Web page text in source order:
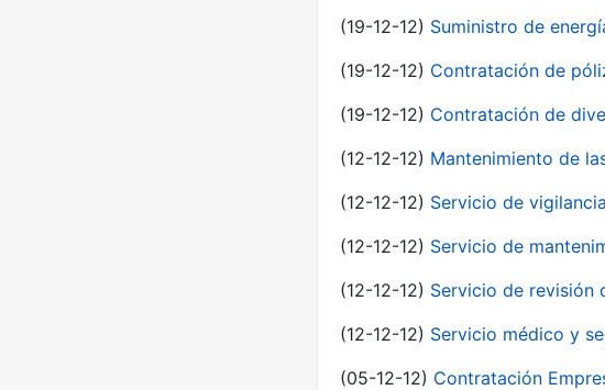
(19-12-12) Suministro de
(19-12-12) Contratación de
(19-12-12) Contratación de
(12-12-12) Mantenimiento de
(12-12-12) Servicio de
(12-12-12) Servicio de
(12-12-12) Servicio de revisión
(12-12-12) Servicio médico y
(05-12-12) Contratación